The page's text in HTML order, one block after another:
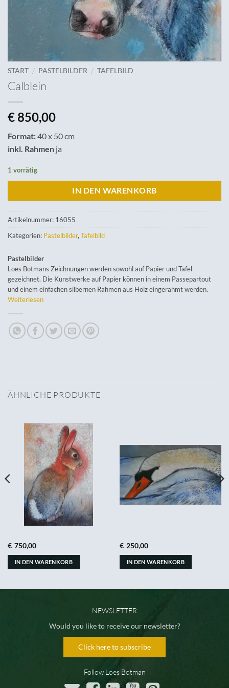
START / PASTELBILDER / TAFELBILD
Calblein
€ 850,00
Format:40 x 50 cm
inkl. Rahmen ja
1 vorrätig
IN DEN WARENKORB
Artikelnummer: 16055
Kategorien: Pastelbilder, Tafelbild
Pastelbilder
Loes Botmans Zeichnungen werden sowohl auf Papier und Tafel
gezeichnet. Die Kunstwerke auf Papier können in einem Passepartout
und einem einfachen silbernen Rahmen aus Holz eingerahmt werden.
Weiterlesen
ÄHNLICHE PRODUKTE
€ 750,00
IN DEN WARENKORB
€ 250,00
IN DEN WARENKORB
NEWSLETTER
Would you like to receive our newsletter?
Click here to subscribe
Follow Loes Botman